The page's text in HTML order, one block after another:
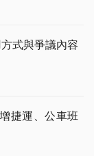
式與爭議內容
捷運、公車班